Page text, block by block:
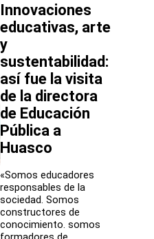
Innovaciones
educativas, arte
y
sustentabilidad:
así fue la visita
de la directora
de Educación
Pública a
Huasco
«Somos educadores
responsables de la
sociedad. Somos
constructores de
conocimiento. somos